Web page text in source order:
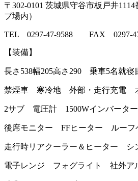
〒302-0101 茨城県守谷市板戸井
プ場内）
TEL 0297-47-9588 FAX 0297-
【装備】
長さ538幅205高さ290 乗車5名就寝
禁煙車 寒冷地 外部・走行充電
2サブ 電圧計 1500Wインバーター
後席モニター FFヒーター ルーフ
走行時リアクーラー＆ヒーター シ
電子レンジ フォグライト 社外ア